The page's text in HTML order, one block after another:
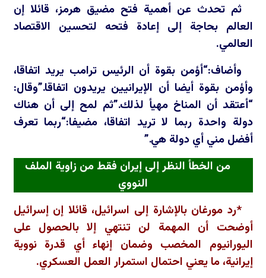
ثم تحدث عن أهمية فتح مضيق هرمز، قائلا إن
العالم بحاجة إلى إعادة فتحه لتحسين الاقتصاد
العالمي.
وأضاف:“أؤمن بقوة أن الرئيس ترامب يريد اتفاقا،
وأؤمن بقوة أيضا أن الإيرانيين يريدون اتفاقا.”وقال:
“أعتقد أن المناخ مهيأ لذلك.”ثم لمح إلى أن هناك
دولة واحدة ربما لا تريد اتفاقا، مضيفا:“ربما تعرف
أفضل مني أي دولة هي.”
من الخطأ النظر إلى إيران فقط من زاوية الملف
النووي
*رد مورغان بالإشارة إلى اسرائيل، قائلا إن إسرائيل
أوضحت أن المهمة لن تنتهي إلا بالحصول على
اليورانيوم المخصب وضمان إنهاء أي قدرة نووية
إيرانية، ما يعني احتمال استمرار العمل العسكري.